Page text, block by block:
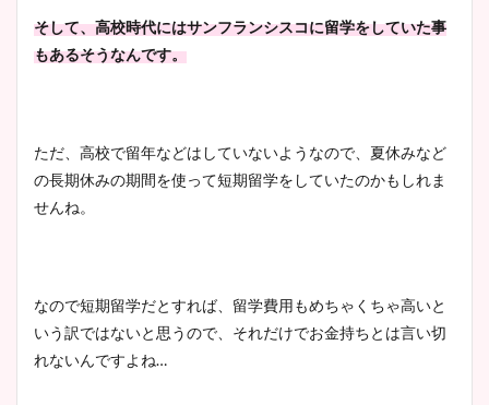
そして、高校時代にはサンフランシスコに留学をしていた事
もあるそうなんです。
ただ、高校で留年などはしていないようなので、夏休みなど
の長期休みの期間を使って短期留学をしていたのかもしれま
せんね。
なので短期留学だとすれば、留学費用もめちゃくちゃ高いと
いう訳ではないと思うので、それだけでお金持ちとは言い切
れないんですよね…